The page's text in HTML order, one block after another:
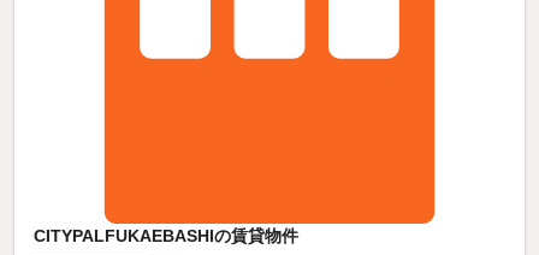
CITYPALFUKAEBASHIの賃貸物件